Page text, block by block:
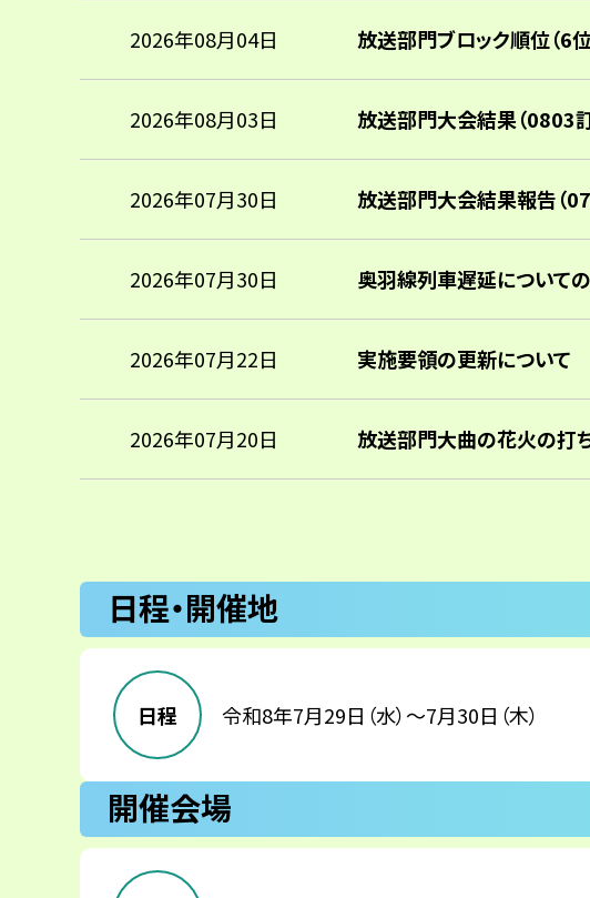
2026年08月04日 放送部門ブロック順位（6
2026年08月03日 放送部門大会結果（0803訂
2026年07月30日 放送部門大会結果報告（
2026年07月30日 奥羽線列車遅延について
2026年07月22日 実施要領の更新について
2026年07月20日 放送部門大曲の花火の打
日程・開催地
日程 令和8年7月29日（水）～7月30日（木）
開催会場